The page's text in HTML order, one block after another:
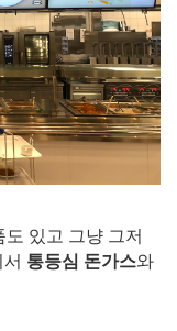
있고 그냥 그저
통등심 돈가스와